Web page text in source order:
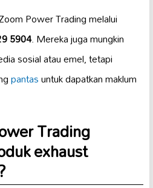
Power Trading melalui
5904. Mereka juga mungkin
sosial atau emel, tetapi
pantasuntuk dapatkan maklum
Trading
exhaust